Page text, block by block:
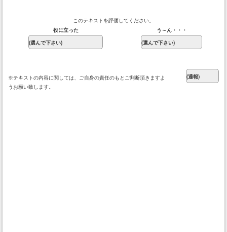
このテキストを評価してください。
役に立った
う～ん・・・
※テキストの内容に関しては、ご自身の責任のもとご判断頂きますよ
うお願い致します。